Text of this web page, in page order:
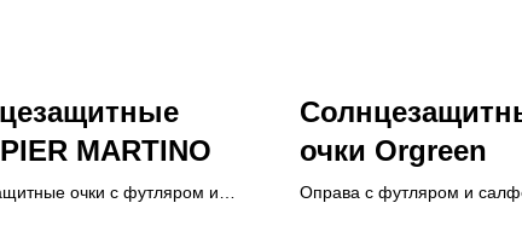
MARTINO
очки с футляром и
очки Orgreen
Оправа с футляром и